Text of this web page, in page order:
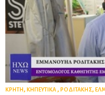
ΚΡΗΤΗ , ΚΗΠΕΥΤΙΚΑ , ΡΟΔΙΤΑΚΗΣ,